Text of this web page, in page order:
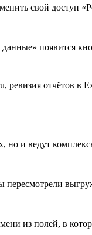
свой доступ
появится
и ведут
из полей, в